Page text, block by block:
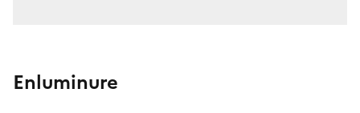
Enluminure